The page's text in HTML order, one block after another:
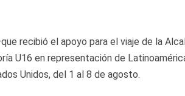
recibió el apoyo para el viaje de la
U16 en representación de
Unidos, del 1 al 8 de agosto.